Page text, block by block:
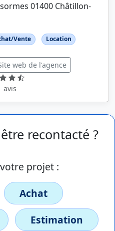
01400 Châtillon-
Vente Location
web de l'agence
avis
recontacté ?
projet :
Achat
Estimation